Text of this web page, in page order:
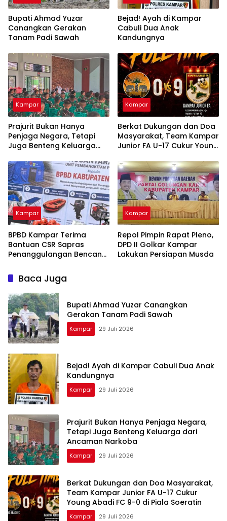
Bupati Ahmad Yuzar
Canangkan Gerakan
Tanam Padi Sawah
Bejad! Ayah di Kampar
Cabuli Dua Anak
Kandungnya
Kampar
Prajurit Bukan Hanya
Penjaga Negara, Tetapi
Juga Benteng Keluarga
Kampar
Berkat Dukungan dan Doa
Masyarakat, Team Kampar
Junior FA U-17 Cukur Young
Soeratin
Kampar
BPBD Kampar Terima
Bantuan CSR Sapras
Penanggulangan Bencana
Nusantara Power
Kampar
Repol Pimpin Rapat Pleno,
DPD II Golkar Kampar
Lakukan Persiapan Musda
Baca Juga
Bupati Ahmad Yuzar Canangkan
Gerakan Tanam Padi Sawah
Kampar 29 Juli 2026
Bejad! Ayah di Kampar Cabuli Dua Anak
Kandungnya
Kampar 29 Juli 2026
Prajurit Bukan Hanya Penjaga Negara,
Tetapi Juga Benteng Keluarga dari
Ancaman Narkoba
Kampar 29 Juli 2026
Berkat Dukungan dan Doa Masyarakat,
Team Kampar Junior FA U-17 Cukur
Young Abadi FC 9-0 di Piala Soeratin
Kampar 29 Juli 2026